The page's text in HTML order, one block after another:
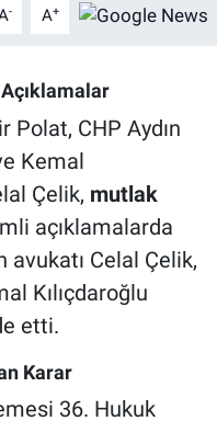
- A+
CHP Aydın
Kemal
Çelik, mutlak
açıklamalarda
avukatı Celal Çelik,
Kılıçdaroğlu
etti.
Karar
36. Hukuk